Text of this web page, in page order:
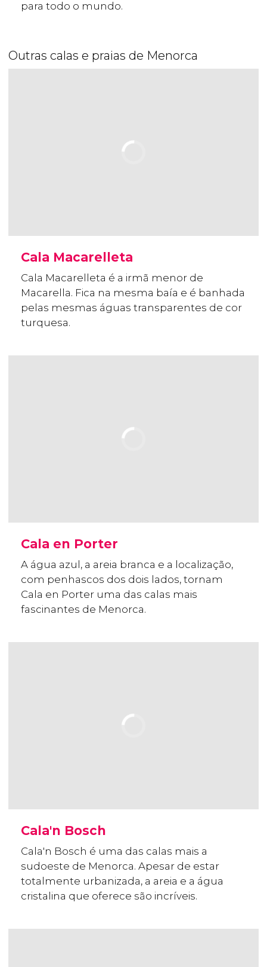
para todo o mundo.
Outras calas e praias de Menorca
Cala Macarelleta
Cala Macarelleta é a irmã menor de
Macarella. Fica na mesma baía e é banhada
pelas mesmas águas transparentes de cor
turquesa.
Cala en Porter
A água azul, a areia branca e a localização,
com penhascos dos dois lados, tornam
Cala en Porter uma das calas mais
fascinantes de Menorca.
Cala'n Bosch
Cala'n Bosch é uma das calas mais a
sudoeste de Menorca. Apesar de estar
totalmente urbanizada, a areia e a água
cristalina que oferece são incríveis.